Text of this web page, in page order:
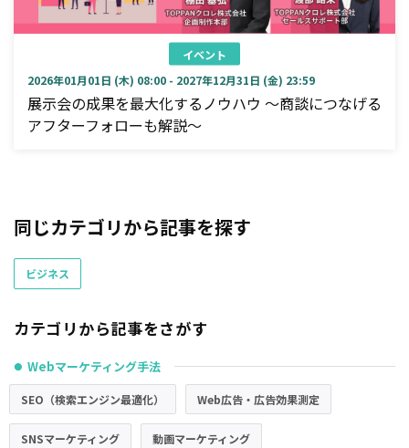
イベント
2026年01月01日 (木) 08:00 - 2027年12月31日 (金) 23:59
展示会の成果を最大化するノウハウ ～商談につなげる
アフターフォローも解説～
同じカテゴリから記事を探す
ビジネス
カテゴリから記事をさがす
● Webマーケティング手法
SEO（検索エンジン最適化） Web広告・広告効果測定
SNSマーケティング 動画マーケティング